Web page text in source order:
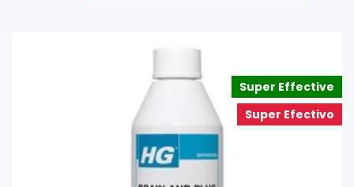
Super Effective
Super Efectivo